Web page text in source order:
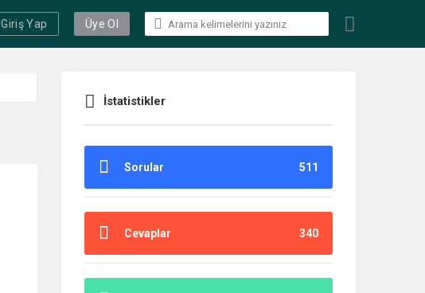
Giriş Yap Üye Ol
İstatistikler
Sorular 511
Cevaplar 340